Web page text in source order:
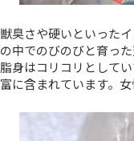
獣臭さや硬いといった
の中でのびのびと育っ
脂身はコリコリとして
富に含まれています。